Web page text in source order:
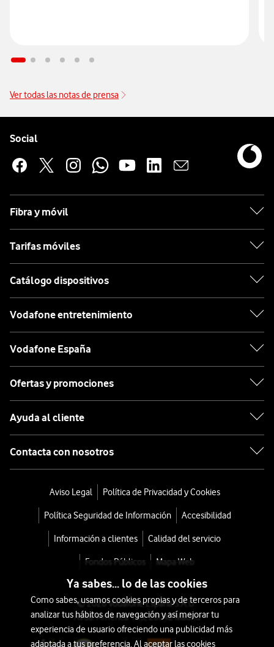
Ver todas las notas de prensa
Social
Fibra y móvil
Tarifas móviles
Catálogo dispositivos
Vodafone entretenimiento
Vodafone España
Ofertas y promociones
Ayuda al cliente
Contacta con nosotros
Aviso Legal Política de Privacidad y Cookies
Política Seguridad de Información Accesibilidad
Información a clientes Calidad del servicio
Fondos Públicos Mapa Web
© 2026 Vodafone España S.A.U.
Avda. América 115, 28042 Madrid
Ya sabes... lo de las cookies
Como sabes, usamos cookies propias y de terceros para
analizar tus hábitos de navegación y así mejorar tu
experiencia de usuario ofreciendo una publicidad más
adaptada a tus preferencia. Al aceptar las cookies